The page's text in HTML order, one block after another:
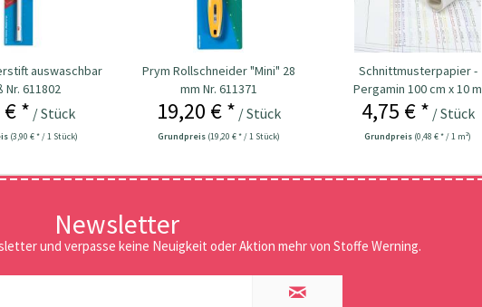
auswaschbar
Nr. 611802
* / Stück
(3,90 € * / 1 Stück)
Prym Rollschneider "Mini" 28
mm Nr. 611371
19,20 € * / Stück
Grundpreis (19,20 € * / 1 Stück)
Schnittmusterpapier -
Pergamin 100 cm x 10 m
4,75 € * / Stück
Grundpreis (0,48 € * / 1 m²)
Newsletter
und verpasse keine Neuigkeit oder Aktion mehr von Stoffe Werning.